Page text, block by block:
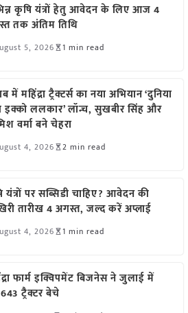
कृषि यंत्रों हेतु आवेदन के लिए आज 4
तक अंतिम तिथि
5, 2026 1 min read
में महिंद्रा ट्रैक्टर्स का नया अभियान ‘दुनिया
इक्को ललकार’ लॉन्च, सुखबीर सिंह और
वर्मा बने चेहरा
4, 2026 2 min read
यंत्रों पर सब्सिडी चाहिए? आवेदन की
तारीख 4 अगस्त, जल्द करें अप्लाई
4, 2026 1 min read
फार्म इक्विपमेंट बिजनेस ने जुलाई में
ट्रैक्टर बेचे